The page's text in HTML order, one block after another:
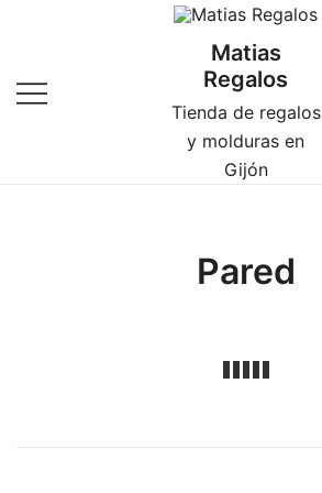
Matias
Regalos
Tienda de regalos
y molduras en
Gijón
Pared